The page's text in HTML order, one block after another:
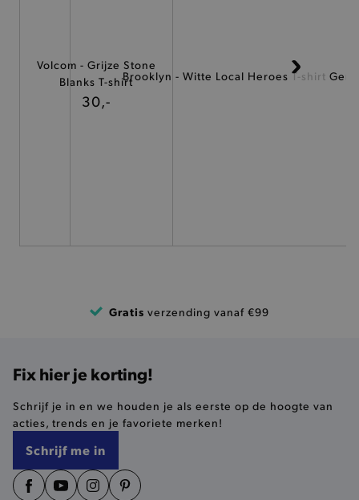
Volcom - Grijze Stone
Blanks T-shirt
30,-
Brooklyn - Witte Local Heroes T-shirt
Gratis verzending vanaf €99
Fix hier je korting!
Schrijf je in en we houden je als eerste op de hoogte van
acties, trends en je favoriete merken!
Schrijf me in
TARGETING
FUNCTIONALITEIT
smulervaring op de site en zorgen ervoor dat de
selected-val .brooklyn.be
pickupStoreVal